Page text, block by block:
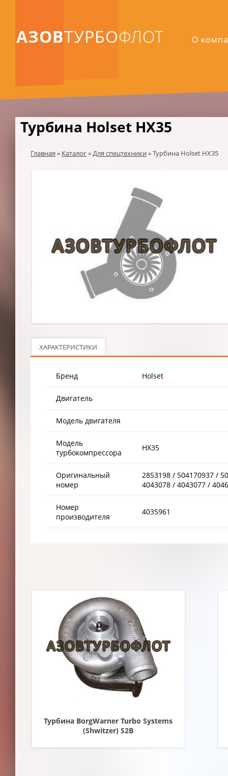
АЗОВТУРБОФЛОТ О
Турбина Holset HX35
Главная » Каталог»Для спецтехники »Турбина Holset HX35
ХАРАКТЕРИСТИКИ
Бренд Holset
Двигатель
Модель двигателя
Модель
турбокомпрессора
HX35
Оригинальный
номер
2853198 / 504170937 /
4043078 / 4043077 /
Номер
производителя
4035961
Турбина BorgWarner Turbo Systems
(Shwitzer) S2B